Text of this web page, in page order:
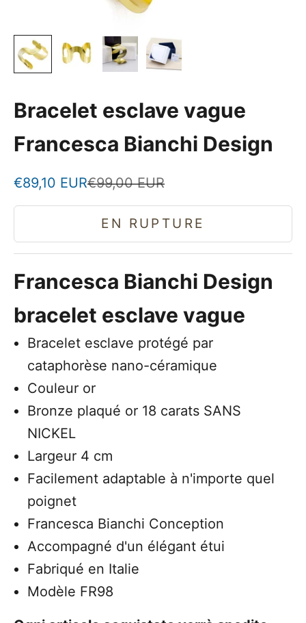
Bracelet esclave vague
Francesca Bianchi Design
Prix de vente
€89,10 EURPrix normal
€99,00 EUR
EN RUPTURE
Francesca Bianchi Design
bracelet esclave vague
Bracelet esclave protégé par
cataphorèse nano-céramique
Couleur or
Bronze plaqué or 18 carats SANS
NICKEL
Largeur 4 cm
Facilement adaptable à n'importe quel
poignet
Francesca Bianchi Conception
Accompagné d'un élégant étui
Fabriqué en Italie
Modèle FR98